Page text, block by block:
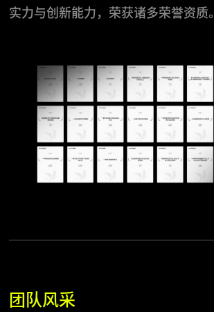
实力与创新能力，荣获诸多荣誉资质。
团队风采